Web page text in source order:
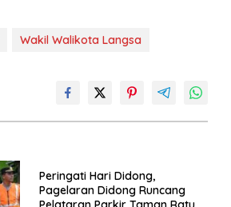
Wakil Walikota Langsa
Peringati Hari Didong,
Pagelaran Didong Runcang